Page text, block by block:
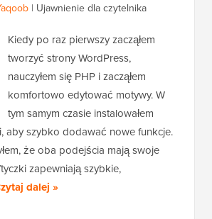
| Ujawnienie dla czytelnika
Kiedy po raz pierwszy zacząłem
tworzyć strony WordPress,
nauczyłem się PHP i zacząłem
komfortowo edytować motywy. W
tym samym czasie instalowałem
aby szybko dodawać nowe funkcje.
że oba podejścia mają swoje
zapewniają szybkie,
dalej »